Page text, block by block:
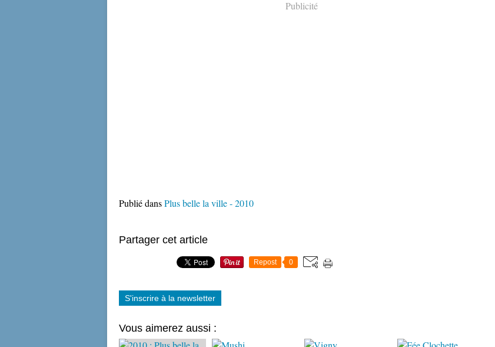
Publicité
Publié dansPlus belle la ville - 2010
Partager cet article
Repost 0
S'inscrire à la newsletter
Vous aimerez aussi :